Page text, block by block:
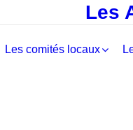
Les
Les comités locaux